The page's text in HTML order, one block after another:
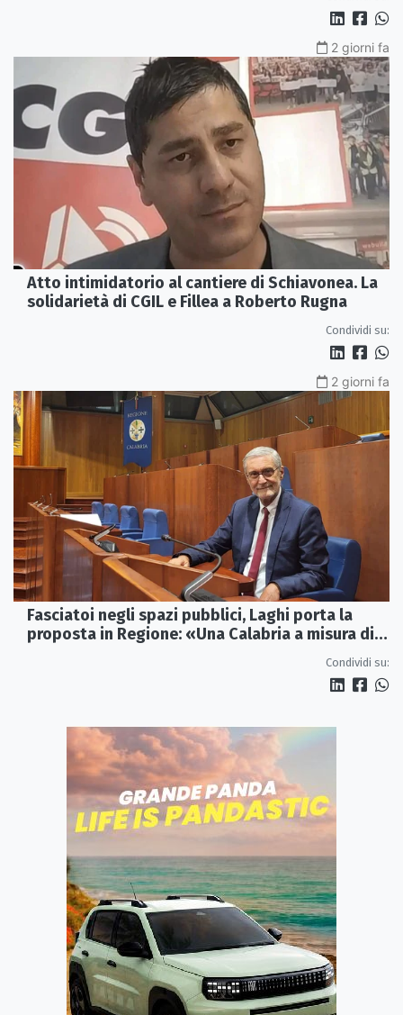
2 giorni fa
Atto intimidatorio al cantiere di Schiavonea. La
solidarietà di CGIL e Fillea a Roberto Rugna
Condividi su:
2 giorni fa
Fasciatoi negli spazi pubblici, Laghi porta la
proposta in Regione: «Una Calabria a misura di
Condividi su: